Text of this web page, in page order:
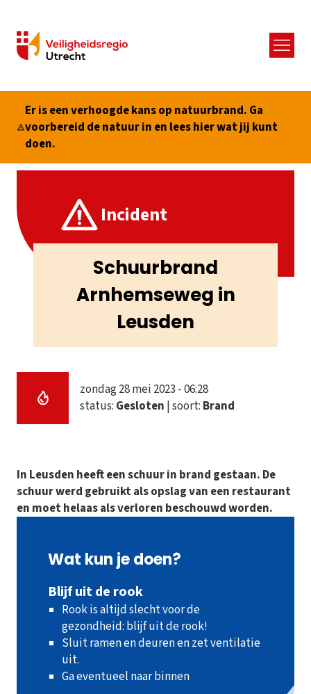
Menu
Er is een verhoogde kans op natuurbrand. Ga
voorbereid de natuur in en lees hier wat jij kunt
doen.
Incident
Schuurbrand
Arnhemseweg in
Leusden
zondag 28 mei 2023 - 06:28
status: Gesloten | soort: Brand
In Leusden heeft een schuur in brand gestaan. De
schuur werd gebruikt als opslag van een restaurant
en moet helaas als verloren beschouwd worden.
Wat kun je doen?
Blijf uit de rook
Rook is altijd slecht voor de
gezondheid: blijf uit de rook!
Sluit ramen en deuren en zet ventilatie
uit.
Ga eventueel naar binnen